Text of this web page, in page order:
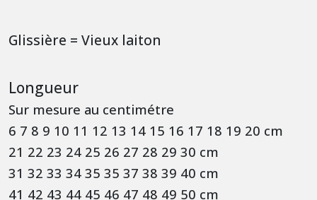
Glissière = Vieux laiton
Longueur
Sur mesure au centimétre
6 7 8 9 10 11 12 13 14 15 16 17 18 19 20 cm
21 22 23 24 25 26 27 28 29 30 cm
31 32 33 34 35 35 37 38 39 40 cm
41 42 43 44 45 46 47 48 49 50 cm